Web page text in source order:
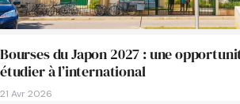
Bourses du Japon 2027 : une
étudier à l’international
21 Avr 2026